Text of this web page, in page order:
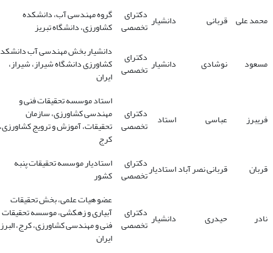
محمد علی قربانی دانشیار دکترای
تخصصی
گروه مهندسی آب، دانشکده
کشاورزی، دانشگاه تبریز
مسعود نوشادی دانشیار دکترای
تخصصی
دانشیار بخش مهندسی آب
کشاورزی دانشگاه شیراز، شیراز،
ایران
فریبرز عباسی استاد دکترای
تخصصی
استاد موسسه تحقیقات فنی و
مهندسی کشاورزی، سازمان
تحقیقات، آموزش و ترویج کشاورزی،
کرج
قربان
قربانی نصر آباداستادیاردکترای
تخصصی
استادیار موسسه تحقیقات پنبه
کشور
نادر حیدری دانشیار دکترای
تخصصی
عضو هیات علمی، بخش تحقیقات
آبیاری و زهکشی، موسسه تحقیقات
فنی و مهندسی کشاورزی، کرج،
ایران